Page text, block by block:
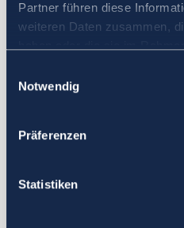
Partner führen diese
weiteren Daten zusammen,
Notwendig
Präferenzen
Statistiken